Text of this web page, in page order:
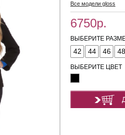
Все модели gloss
6750р.
ВЫБЕРИТЕ
42 44 46 48
ВЫБЕРИТЕ ЦВЕТ